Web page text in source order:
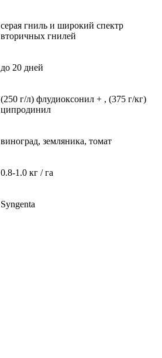
серая гниль и широкий спектр
вторичных гнилей
до 20 дней
(250 г/л) флудиоксонил + , (375 г/кг)
ципродинил
виноград, земляника, томат
0.8-1.0 кг / га
Syngenta